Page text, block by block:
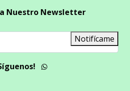
Nuestro Newsletter
Notifícame